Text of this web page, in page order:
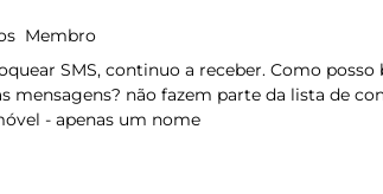
Membro
SMS, continuo a receber. Como posso
mensagens? não fazem parte da lista de
- apenas um nome